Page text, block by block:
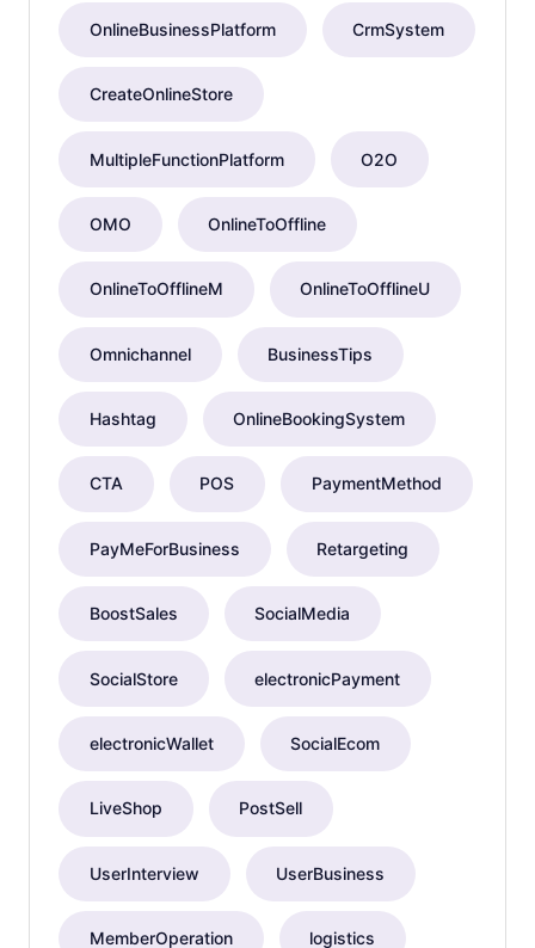
OnlineBusinessPlatform CrmSystem
CreateOnlineStore
MultipleFunctionPlatform O2O
OMO OnlineToOffline
OnlineToOfflineM OnlineToOfflineU
Omnichannel BusinessTips
Hashtag OnlineBookingSystem
CTA POS PaymentMethod
PayMeForBusiness Retargeting
BoostSales SocialMedia
SocialStore electronicPayment
electronicWallet SocialEcom
LiveShop PostSell
UserInterview UserBusiness
MemberOperation logistics